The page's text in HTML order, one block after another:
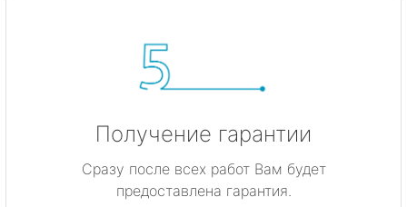
Получение гарантии
Сразу после всех работ Вам будет
предоставлена гарантия.